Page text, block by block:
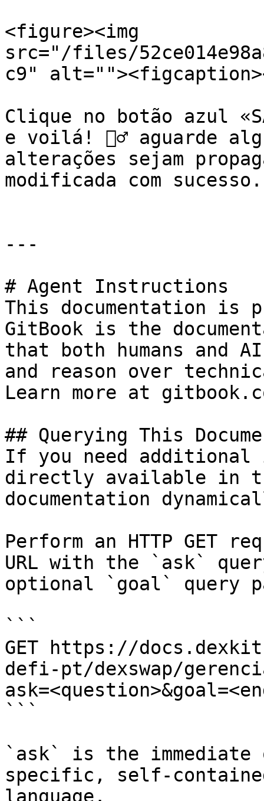
<figure><img
src="/files/
c9"
Clique no botão azul
e voilá! 🧙‍♂️ aguarde
alterações sejam
modificada com sucesso.
---
# Agent Instructions
This documentation is
GitBook is the
that both humans and
and reason over
Learn more at
## Querying This
If you need
directly available in
documentation
Perform an HTTP GET
URL with the `ask`
optional `goal` query
```
GET https://
defi-pt/dexswap/
```
`ask` is the
specific, self-
language.